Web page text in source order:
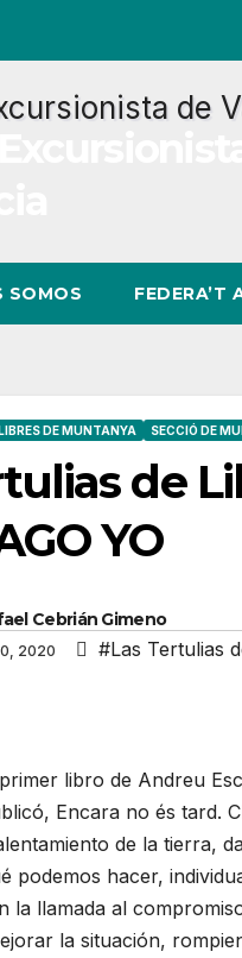
SOMOS FEDERA’T
DE MUNTANYA SECCIÓ DE
de
YO
Cebrián Gimeno
2020 #Las Tertulias
libro de Andreu
Encara no és tard.
de la tierra,
podemos hacer,
la llamada al
la situación,